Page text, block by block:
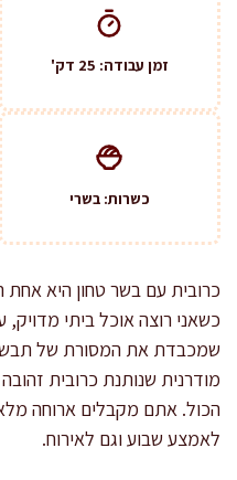
זמן עבודה: 25 דק'
כשרות: בשרי
כרובית עם בשר טחון היא אחת
כשאני רוצה אוכל ביתי
שמכבדת את המסורת של
מודרנית שנותנת כרובית
הכול. אתם מקבלים ארוחה
לאמצע שבוע וגם לאירוח.